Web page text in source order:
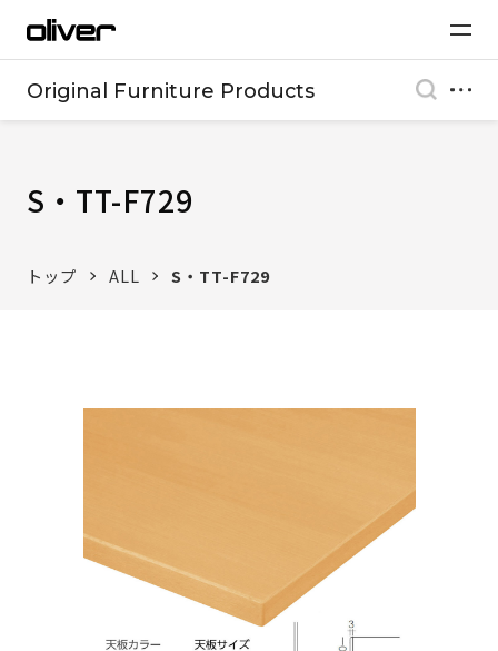
Original Furniture Products
S・TT-F729
トップ ALL S・TT-F729